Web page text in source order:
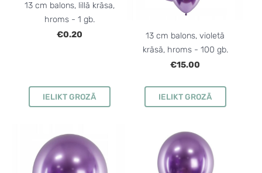
13 cm balons, lillā krāsa,
hroms - 1 gb.
€0.20
IELIKT GROZĀ
13 cm balons, violetā
krāsā, hroms - 100 gb.
€15.00
IELIKT GROZĀ